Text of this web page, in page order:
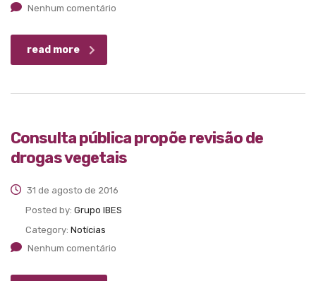
Nenhum comentário
read more
Consulta pública propõe revisão de
drogas vegetais
31 de agosto de 2016
Posted by: Grupo IBES
Category: Notícias
Nenhum comentário